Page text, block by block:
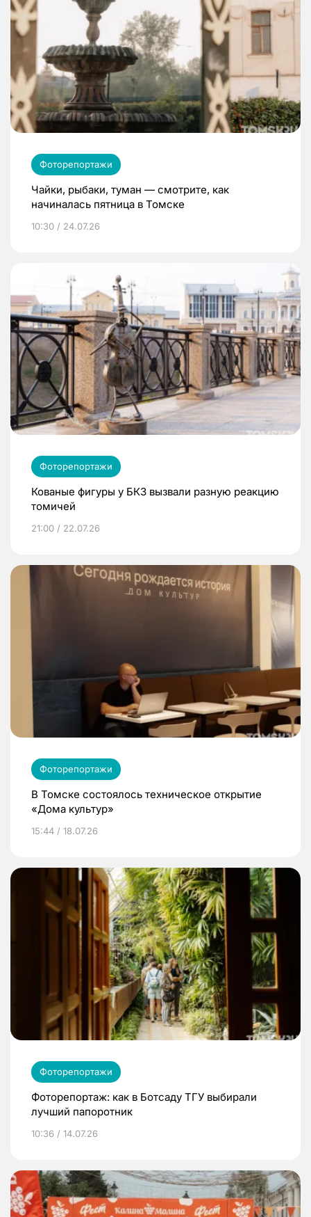
Фоторепортажи
Чайки, рыбаки, туман — смотрите, как
начиналась пятница в Томске
10:30 / 24.07.26
Фоторепортажи
Кованые фигуры у БКЗ вызвали разную реакцию
томичей
21:00 / 22.07.26
Фоторепортажи
В Томске состоялось техническое открытие
«Дома культур»
15:44 / 18.07.26
Фоторепортажи
Фоторепортаж: как в Ботсаду ТГУ выбирали
лучший папоротник
10:36 / 14.07.26